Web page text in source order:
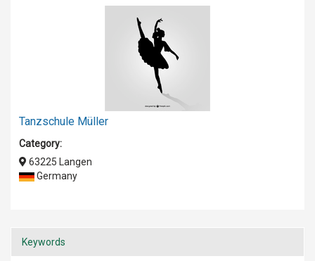
Tanzschule Müller
Category:
63225 Langen
Germany
Keywords